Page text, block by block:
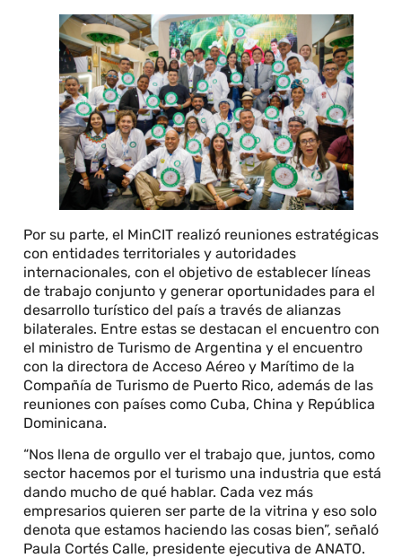
Por su parte, el MinCIT realizó reuniones estratégicas
con entidades territoriales y autoridades
internacionales, con el objetivo de establecer líneas
de trabajo conjunto y generar oportunidades para el
desarrollo turístico del país a través de alianzas
bilaterales. Entre estas se destacan el encuentro con
el ministro de Turismo de Argentina y el encuentro
con la directora de Acceso Aéreo y Marítimo de la
Compañía de Turismo de Puerto Rico, además de las
reuniones con países como Cuba, China y República
Dominicana.
“Nos llena de orgullo ver el trabajo que, juntos, como
sector hacemos por el turismo una industria que está
dando mucho de qué hablar. Cada vez más
empresarios quieren ser parte de la vitrina y eso solo
denota que estamos haciendo las cosas bien”, señaló
Paula Cortés Calle, presidente ejecutiva de ANATO.